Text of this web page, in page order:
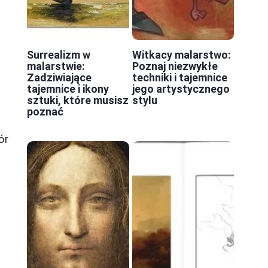
Surrealizm w
malarstwie:
Zadziwiające
tajemnice i ikony
sztuki, które musisz
poznać
Witkacy malarstwo:
Poznaj niezwykłe
techniki i tajemnice
jego artystycznego
stylu